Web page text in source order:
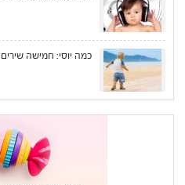
כמה יוסי: חמישה